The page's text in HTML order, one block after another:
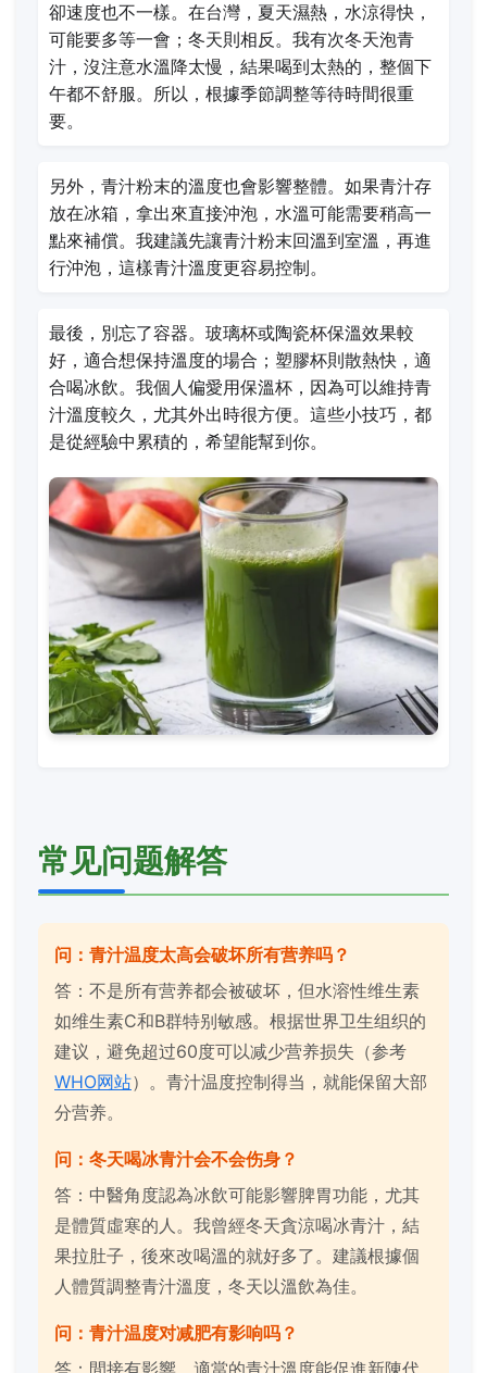
卻速度也不一樣。在台灣，夏天濕熱，水涼得快，
可能要多等一會；冬天則相反。我有次冬天泡青
汁，沒注意水溫降太慢，結果喝到太熱的，整個下
午都不舒服。所以，根據季節調整等待時間很重
要。
另外，青汁粉末的溫度也會影響整體。如果青汁存
放在冰箱，拿出來直接沖泡，水溫可能需要稍高一
點來補償。我建議先讓青汁粉末回溫到室溫，再進
行沖泡，這樣青汁溫度更容易控制。
最後，別忘了容器。玻璃杯或陶瓷杯保溫效果較
好，適合想保持溫度的場合；塑膠杯則散熱快，適
合喝冰飲。我個人偏愛用保溫杯，因為可以維持青
汁溫度較久，尤其外出時很方便。這些小技巧，都
是從經驗中累積的，希望能幫到你。
常见问题解答
问：青汁温度太高会破坏所有营养吗？
答：不是所有营养都会被破坏，但水溶性维生素
如维生素C和B群特别敏感。根据世界卫生组织的
建议，避免超过60度可以减少营养损失（参考
WHO网站）。青汁温度控制得当，就能保留大部
分营养。
问：冬天喝冰青汁会不会伤身？
答：中醫角度認為冰飲可能影響脾胃功能，尤其
是體質虛寒的人。我曾經冬天貪涼喝冰青汁，結
果拉肚子，後來改喝溫的就好多了。建議根據個
人體質調整青汁溫度，冬天以溫飲為佳。
问：青汁温度对减肥有影响吗？
答：間接有影響。適當的青汁溫度能促進新陳代